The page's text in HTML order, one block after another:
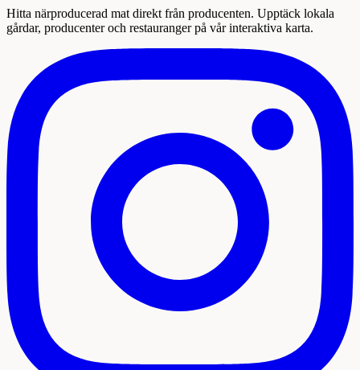
Hitta närproducerad mat direkt från producenten. Upptäck lokala
gårdar, producenter och restauranger på vår interaktiva karta.